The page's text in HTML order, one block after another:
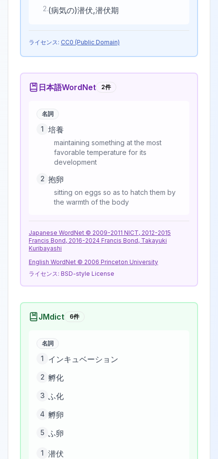
2.(病気の)潜伏,潜伏期
ライセンス: CC0 (Public Domain)
日本語WordNet 2件
名詞
1 培養
maintaining something at the most
favorable temperature for its
development
2 抱卵
sitting on eggs so as to hatch them by
the warmth of the body
Japanese WordNet © 2009-2011 NICT, 2012-2015
Francis Bond, 2016-2024 Francis Bond, Takayuki
Kuribayashi
English WordNet © 2006 Princeton University
ライセンス: BSD-style License
JMdict 6件
名詞
1 インキュベーション
2 孵化
3 ふ化
4 孵卵
5 ふ卵
1 潜伏